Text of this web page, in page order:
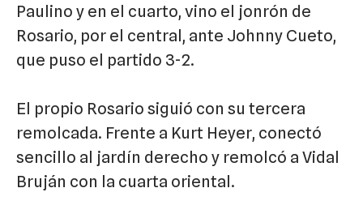
Paulino y en el cuarto, vino el jonrón de
Rosario, por el central, ante Johnny Cueto,
que puso el partido 3-2.
El propio Rosario siguió con su tercera
remolcada. Frente a Kurt Heyer, conectó
sencillo al jardín derecho y remolcó a Vidal
Bruján con la cuarta oriental.